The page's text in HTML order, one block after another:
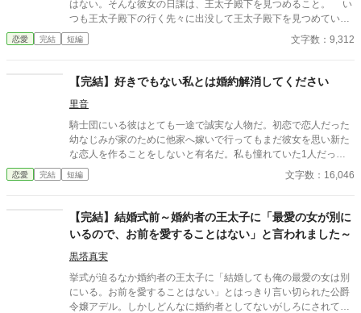
はない。そんな彼女の日課は、王太子殿下を見つめること。 い
つも王太子殿下の行く先々に出没して王太子殿下を見つめていた
が、ついにそんな生活が終わるときが来る。 聖女が現れたの
だ。そして、さらにショックなことに、自分が乙女ゲームの世界
殿下に嫌われたくはないキャロラインは、王太子殿下の前から姿
を消すことにした。そんなお話です。 ちょっと切ないお話で
す。
恋愛 完結 短編 文字数：9,312
【完結】好きでもない私とは婚約解消してください
里音
騎士団にいる彼はとても一途で誠実な人物だ。初恋で恋人だった
幼なじみが家のために他家へ嫁いで行ってもまだ彼女を思い新た
な恋人を作ることをしないと有名だ。私も憧れていた1人だっ
た。 そんな彼との婚約が成立した。それは彼の行動で私が傷を負
ったからだ。傷は残らないのに責任感からの婚約ではあるが、彼
婚約して6ヶ月、接点のほとんどない2人だが少しずつ距離も縮ま
り幸せな日々を送っていた。と思っていたのに、彼の元恋人が離
婚をして帰ってくる話を聞いて彼が私との婚約を「最悪だ」と後
悔しているのを聞いてしまった。
恋愛 完結 短編 文字数：16,046
【完結】結婚式前～婚約者の王太子に「最愛の女が別に
いるので、お前を愛することはない」と言われました～
黒塔真実
挙式が迫るなか婚約者の王太子に「結婚しても俺の最愛の女は別
にいる。お前を愛することはない」とはっきり言い切られた公爵
令嬢アデル。しかしどんなに婚約者としてないがしろにされても